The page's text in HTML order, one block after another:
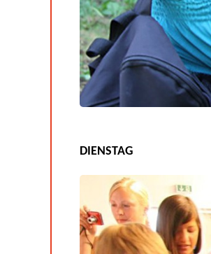
DIENSTAG